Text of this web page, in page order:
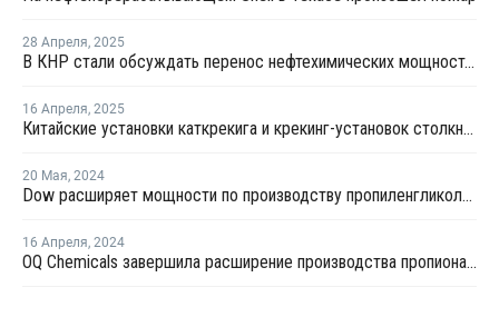
28 Апреля, 2025
В КНР стали обсуждать перенос нефтехимических мощностей в США из-за пошлин
16 Апреля, 2025
Китайские установки каткрекига и крекинг-установок столкнулись нехваткой сырья после ответных пошлин
20 Мая, 2024
Dow расширяет мощности по производству пропиленгликоля в Таиланде
16 Апреля, 2024
OQ Chemicals завершила расширение производства пропиональдегида в США